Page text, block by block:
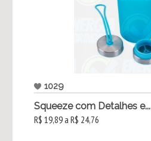
1029
Squeeze com Detalhes e...
R$ 19,89 a R$ 24,76